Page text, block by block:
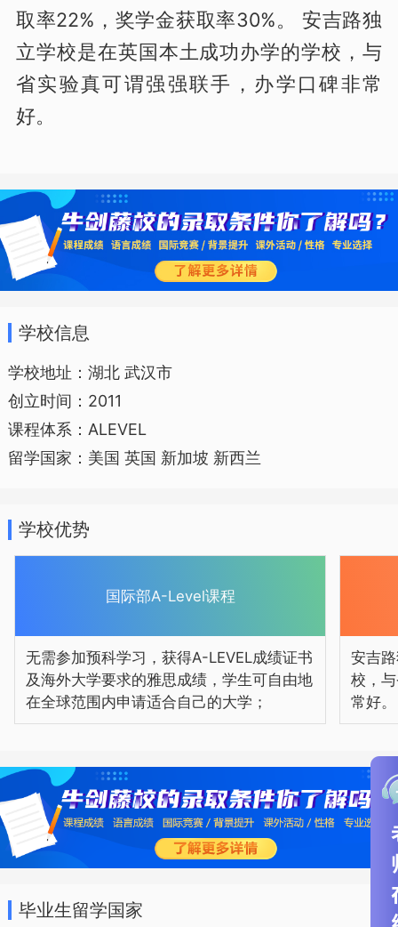
取率22%，奖学金获取率30%。 安吉路独
立学校是在英国本土成功办学的学校，与
省实验真可谓强强联手，办学口碑非常
好。
学校信息
学校地址：湖北 武汉市
创立时间：2011
课程体系：ALEVEL
留学国家：美国 英国 新加坡 新西兰
学校优势
国际部A-Level课程
无需参加预科学习，获得A-LEVEL成绩证书
及海外大学要求的雅思成绩，学生可自由地
在全球范围内申请适合自己的大学；
安吉
校，
常好。
毕业生留学国家